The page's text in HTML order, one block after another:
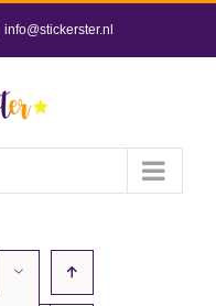
info@stickerster.nl